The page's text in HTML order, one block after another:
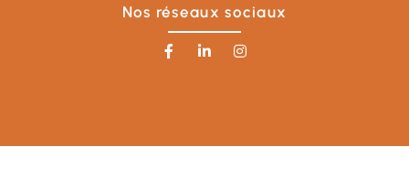
Nos réseaux sociaux